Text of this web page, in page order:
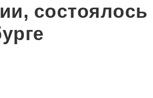
состоялось